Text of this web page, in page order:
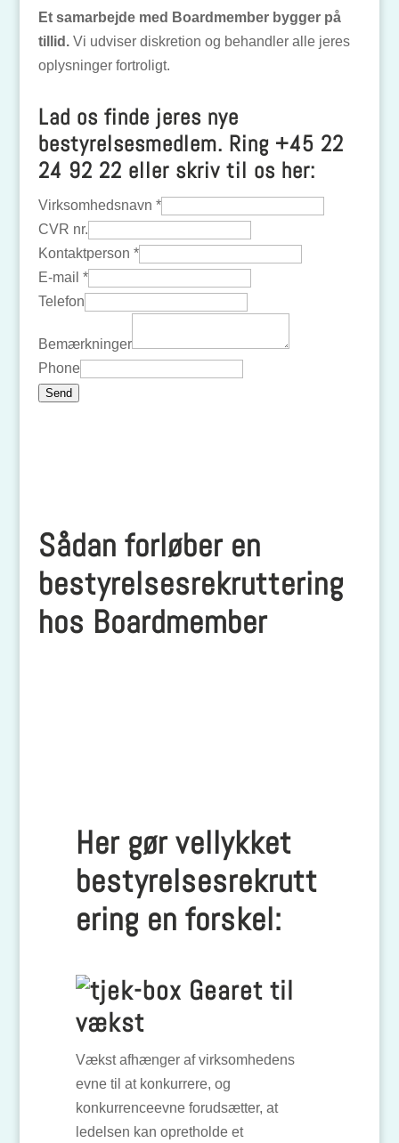
Et samarbejde med Boardmember bygger på
tillid.Vi udviser diskretion og behandler alle jeres
oplysninger fortroligt.
Lad os finde jeres nye
bestyrelsesmedlem. Ring +45 22
24 92 22 eller skriv til os her:
Virksomhedsnavn *
CVR nr.
Kontaktperson *
E-mail *
Telefon
Bemærkninger
Phone
Send
Sådan forløber en
bestyrelsesrekruttering
hos Boardmember
Her gør vellykket
bestyrelsesrekrutt
ering en forskel:
Gearet til
vækst
Vækst afhænger af virksomhedens
evne til at konkurrere, og
konkurrenceevne forudsætter, at
ledelsen kan opretholde et